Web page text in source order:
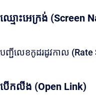
ឈ្មោះអេក្រង់ (Screen
បញ្ជីលេខកូដរដូវកាល (Rate
បើកលីង (Open Link)